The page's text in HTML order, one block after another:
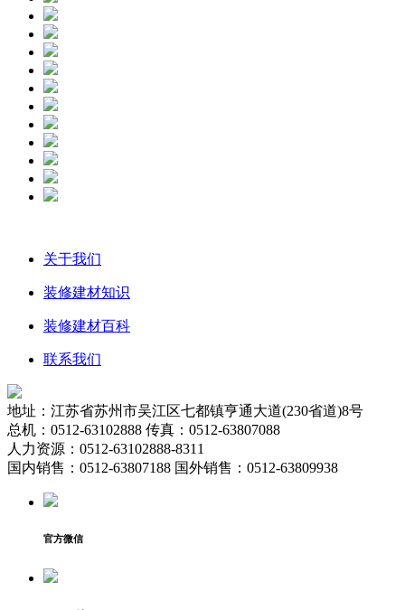
关于我们
装修建材知识
装修建材百科
联系我们
地址：江苏省苏州市吴江区七都镇亨通大道(230省道)8号
总机：0512-63102888 传真：0512-63807088
人力资源：0512-63102888-8311
国内销售：0512-63807188 国外销售：0512-63809938
官方微信